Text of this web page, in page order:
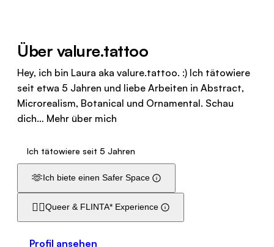
Über valure.tattoo
Hey, ich bin Laura aka valure.tattoo. :) Ich tätowiere
seit etwa 5 Jahren und liebe Arbeiten in Abstract,
Microrealism, Botanical und Ornamental. Schau
dich… Mehr über mich
Ich tätowiere seit 5 Jahren
🫶Ich biete einen Safer Space
🏳️‍🌈Queer & FLINTA* Experience
Profil ansehen